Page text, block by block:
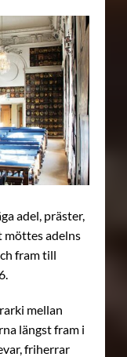
adel, präster,
möttes adelns
fram till
mellan
längst fram i
friherrar